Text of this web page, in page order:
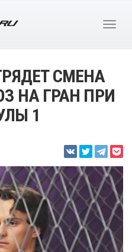
СМЕНА
НА ГРАН ПРИ
1